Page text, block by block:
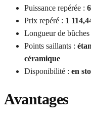
Puissance repérée :
Prix repéré : 1
Longueur de bûches
Points saillants :
céramique
Disponibilité : en
Avantages